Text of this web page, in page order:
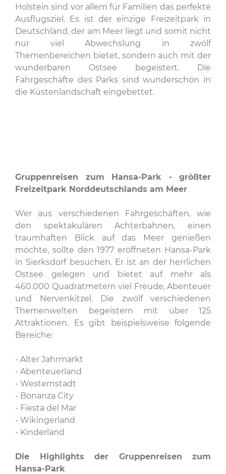
Holstein sind vor allem für Familien das perfekte
Ausflugsziel. Es ist der einzige Freizeitpark in
Deutschland, der am Meer liegt und somit nicht
nur viel Abwechslung in zwölf
Themenbereichen bietet, sondern auch mit der
wunderbaren Ostsee begeistert. Die
Fahrgeschäfte des Parks sind wunderschön in
die Küstenlandschaft eingebettet.
Gruppenreisen zum Hansa-Park - größter
Freizeitpark Norddeutschlands am Meer
Wer aus verschiedenen Fahrgeschäften, wie
den spektakulären Achterbahnen, einen
traumhaften Blick auf das Meer genießen
möchte, sollte den 1977 eröffneten Hansa-Park
in Sierksdorf besuchen. Er ist an der herrlichen
Ostsee gelegen und bietet auf mehr als
460.000 Quadratmetern viel Freude, Abenteuer
und Nervenkitzel. Die zwölf verschiedenen
Themenwelten begeistern mit über 125
Attraktionen. Es gibt beispielsweise folgende
Bereiche:
- Alter Jahrmarkt
- Abenteuerland
- Westernstadt
- Bonanza City
- Fiesta del Mar
- Wikingerland
- Kinderland
Die Highlights der Gruppenreisen zum
Hansa-Park